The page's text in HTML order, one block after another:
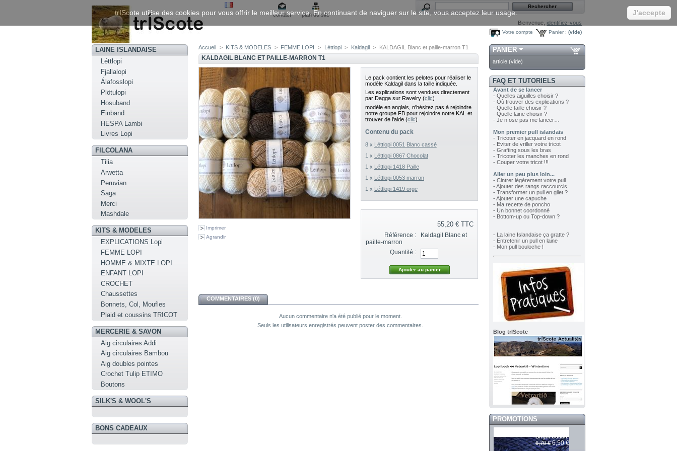
contact
plan du site
Bienvenue, identifiez-vous
Panier : (vide)
Votre compte
LAINE ISLANDAISE
Léttlopi
Fjallalopi
Álafosslopi
Plötulopi
Hosuband
Einband
HESPA Lambi
Livres Lopi
FILCOLANA
Tilia
Arwetta
Peruvian
Saga
Merci
Mashdale
KITS & MODELES
EXPLICATIONS Lopi
FEMME LOPI
HOMME & MIXTE LOPI
ENFANT LOPI
CROCHET
Chaussettes
Bonnets, Col, Moufles
Plaid et coussins TRICOT
MERCERIE & SAVON
Aig circulaires Addi
Aig circulaires Bambou
Aig doubles pointes
Crochet Tulip ETIMO
Boutons
SILK'S & WOOL'S
BONS CADEAUX
Accueil > KITS & MODELES > FEMME LOPI > Léttlopi > Kaldagil > KALDAGIL Blanc et paille-marron T1
KALDAGIL BLANC ET PAILLE-MARRON T1
Imprimer
Agrandir
Le pack contient les pelotes pour réaliser le
modèle Kaldagil dans la taille indiquée.
Les explications sont vendues directement
par Dagga sur Ravelry (clic)
modèle en anglais, n'hésitez pas à rejoindre
notre groupe FB pour rejoindre notre KAL et
trouver de l'aide (clic)
Contenu du pack
8 x Léttlopi 0051 Blanc cassé
1 x Léttlopi 0867 Chocolat
1 x Léttlopi 1418 Paille
1 x Léttlopi 0053 marron
1 x Léttlopi 1419 orge
55,20 €TTC
Référence :
Kaldagil Blanc et
paille-marron
Quantité :
COMMENTAIRES (0)
Aucun commentaire n'a été publié pour le moment.
Seuls les utilisateurs enregistrés peuvent poster des commentaires.
PANIER
article (vide)
FAQ ET TUTORIELS
Avant de se lancer
- Quelles aiguilles choisir ?
- Où trouver des explications ?
- Quelle taille choisir ?
- Quelle laine choisir ?
- Je n ose pas me lancer…
Mon premier pull islandais
- Tricoter en jacquard en rond
- Eviter de vriller votre tricot
- Grafting sous les bras
- Tricoter les manches en rond
- Couper votre tricot !!!
Aller un peu plus loin...
- Cintrer légèrement votre pull
- Ajouter des rangs raccourcis
- Transformer un pull en gilet ?
- Ajouter une capuche
- Ma recette de poncho
- Un bonnet coordonné
- Bottom-up ou Top-down ?
- La laine Islandaise ça gratte ?
- Entretenir un pull en laine
- Mon pull bouloche !
Blog trIScote
PROMOTIONS
Bright Cobalt
6,70 € 6,50 €
trIScote utilise des cookies pour vous offrir le meilleur service. En continuant de naviguer sur le site, vous acceptez leur usage. J'accepte